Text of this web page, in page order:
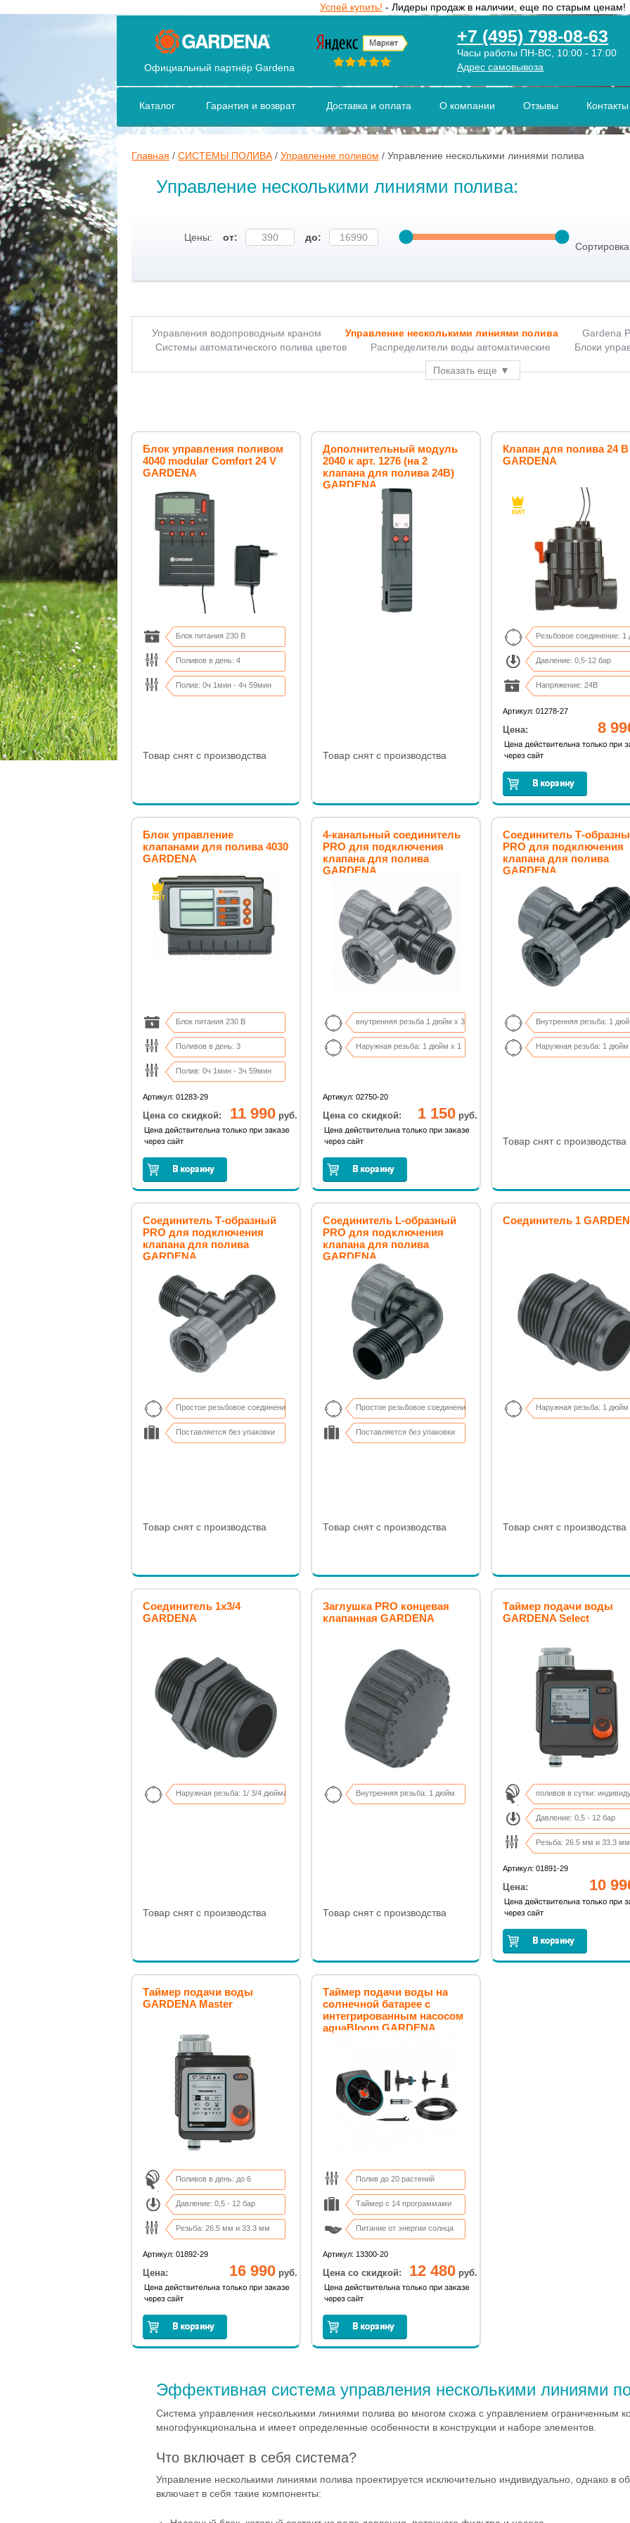
Успей купить! - Лидеры продаж в наличии, еще по старым ценам!
Официальный партнёр Gardena
+7 (495) 798-08-63
Часы работы ПН-ВС, 10:00 - 17:00
Адрес самовывоза
Каталог Гарантия и возврат Доставка и оплата О компании Отзывы Контакты
Главная / СИСТЕМЫ ПОЛИВА / Управление поливом / Управление несколькими линиями полива
Управление несколькими линиями полива:
Цены: от:
до:
Управления водопроводным краном Управление несколькими линиями полива
Gardena
Системы автоматического полива цветов
Распределители воды автоматические
Блоки
Автоматические капельные поливы Автоматические поливы
Автоматические поливы газонов
Автоматические поливы газонов
Поливы комнатных
Системы автополива
Таймеры для капельного полива Таймеры для полива
Таймер
механического полива
Таймеры подачи воды для полива Таймеры полива
Управление поливом на даче
Показать еще
Блок управления поливом
4040 modular Comfort 24 V
GARDENA
Блок питания 230 В
Поливов в день: 4
Полив: 0ч 1мин - 4ч 59мин
Товар снят с производства
Дополнительный модуль
2040 к арт. 1276 (на 2
клапана для полива 24В)
GARDENA
Товар снят с производства
Клапан для полива 24 В
GARDENA
Резьбовое соединение:
Давление: 0,5-12 бар
Напряжение: 24В
Артикул: 01278-27
Цена: 8
Блок управление
клапанами для полива 4030
GARDENA
Блок питания 230 В
Поливов в день: 3
Полив: 0ч 1мин - 3ч 59мин
Артикул: 01283-29
Цена со скидкой: 11 990 руб.
4-канальный соединитель
PRO для подключения
клапана для полива
GARDENA
внутренняя резьба 1 дюйм x 3
Наружная резьба: 1 дюйм х 1
Артикул: 02750-20
Цена со скидкой: 1 150 руб.
Соединитель Т-
PRO для подключения
клапана для полива
GARDENA
Внутренняя резьба: 1
Наружная резьба: 1 дюйм
Товар снят с производства
Соединитель Т-образный
PRO для подключения
клапана для полива
GARDENA
Простое резьбовое соединение
Поставляется без упаковки
Товар снят с производства
Соединитель L-образный
PRO для подключения
клапана для полива
GARDENA
Простое резьбовое соединение
Поставляется без упаковки
Товар снят с производства
Соединитель 1
Наружная резьба: 1 дюйм
Товар снят с производства
Соединитель 1х3/4
GARDENA
Наружная резьба: 1/ 3/4 дюйма
Товар снят с производства
Заглушка PRO концевая
клапанная GARDENA
Внутренняя резьба: 1 дюйм
Товар снят с производства
Таймер подачи воды
GARDENA Select
поливов в сутки:
Давление: 0,5 - 12 бар
Резьба: 26.5 мм и 33.3 мм
полив от 1 мин. до 7,59 ч.
Артикул: 01891-29
Цена: 10
Таймер подачи воды
GARDENA Master
Поливов в день: до 6
Давление: 0,5 - 12 бар
Резьба: 26.5 мм и 33.3 мм
полив от 1 мин. до 4 ч.
Артикул: 01892-29
Цена: 16 990 руб.
Таймер подачи воды на
солнечной батарее с
интегрированным насосом
aquaBloom GARDENA
Полив до 20 растений
Таймер с 14 программами
Питание от энергии солнца
Артикул: 13300-20
Цена со скидкой: 12 480 руб.
Эффективная система управления несколькими линиями
Система управления несколькими линиями полива во многом схожа с управлением ограниченным
многофункциональна и имеет определенные особенности в конструкции и наборе элементов.
Что включает в себя система?
Управление несколькими линиями полива проектируется исключительно индивидуально, однако в
включает в себя такие компоненты: